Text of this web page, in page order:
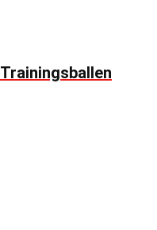
Trainingsballen